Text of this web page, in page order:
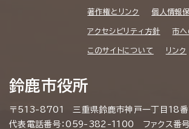
著作権とリンク 個人情報
アクセシビリティ方針 市へ
このサイトについて リンク
鈴鹿市役所
〒513-8701 三重県鈴鹿市神戸一丁目18
代表電話番号：059-382-1100 ファクス番